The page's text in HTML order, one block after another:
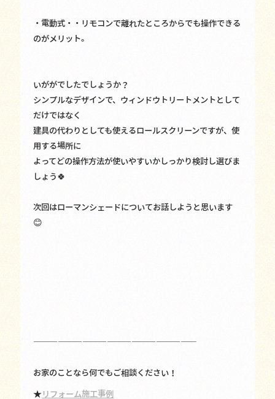
・電動式・・リモコンで離れたところからでも操作できる
のがメリット。
いががでしたでしょうか？
シンプルなデザインで、ウィンドウトリートメントとして
だけではなく
建具の代わりとしても使えるロールスクリーンですが、使
用する場所に
よってどの操作方法が使いやすいかしっかり検討し選びま
しょう🍀
次回はローマンシェードについてお話しようと思います
😊
————————————————————
お家のことなら何でもご相談ください！
★ リフォーム施工事例